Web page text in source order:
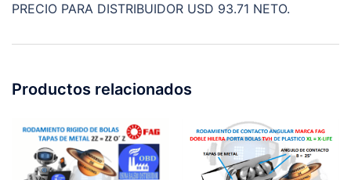
PRECIO PARA DISTRIBUIDOR USD 93.71 NETO.
Productos relacionados